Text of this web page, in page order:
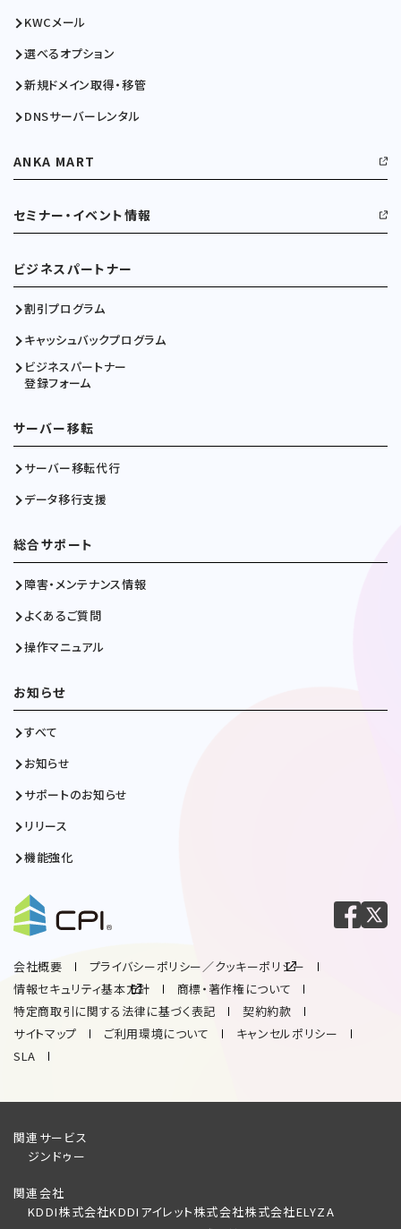
KWCメール
選べるオプション
新規ドメイン取得・移管
DNSサーバーレンタル
ANKA MART
セミナー・イベント情報
ビジネスパートナー
割引プログラム
キャッシュバックプログラム
ビジネスパートナー
登録フォーム
サーバー移転
サーバー移転代行
データ移行支援
総合サポート
障害・メンテナンス情報
よくあるご質問
操作マニュアル
お知らせ
すべて
お知らせ
サポートのお知らせ
リリース
機能強化
会社概要
プライバシーポリシー／クッキーポリシー
情報セキュリティ基本方針
商標・著作権について
特定商取引に関する法律に基づく表記
契約約款
サイトマップ
ご利用環境について
キャンセルポリシー
SLA
関連サービス
ジンドゥー
関連会社
KDDI株式会社KDDIアイレット株式会社株式会社ELYZA